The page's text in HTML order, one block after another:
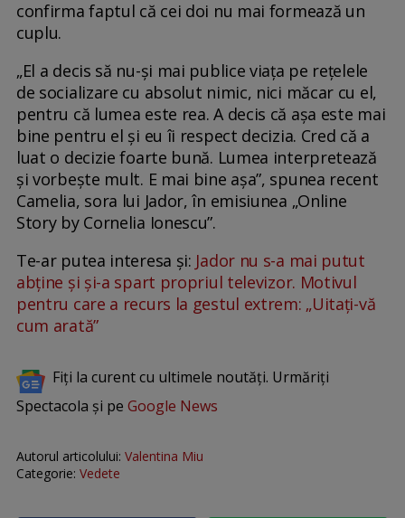
confirma faptul că cei doi nu mai formează un
cuplu.
„El a decis să nu-și mai publice viața pe rețelele
de socializare cu absolut nimic, nici măcar cu el,
pentru că lumea este rea. A decis că așa este mai
bine pentru el și eu îi respect decizia. Cred că a
luat o decizie foarte bună. Lumea interpretează
și vorbește mult. E mai bine așa”, spunea recent
Camelia, sora lui Jador, în emisiunea „Online
Story by Cornelia Ionescu”.
Te-ar putea interesa și: Jador nu s-a mai putut
abține și și-a spart propriul televizor. Motivul
pentru care a recurs la gestul extrem: „Uitați-vă
cum arată”
Fiți la curent cu ultimele noutăți. Urmăriți
Spectacola și pe Google News
Autorul articolului: Valentina Miu
Categorie: Vedete